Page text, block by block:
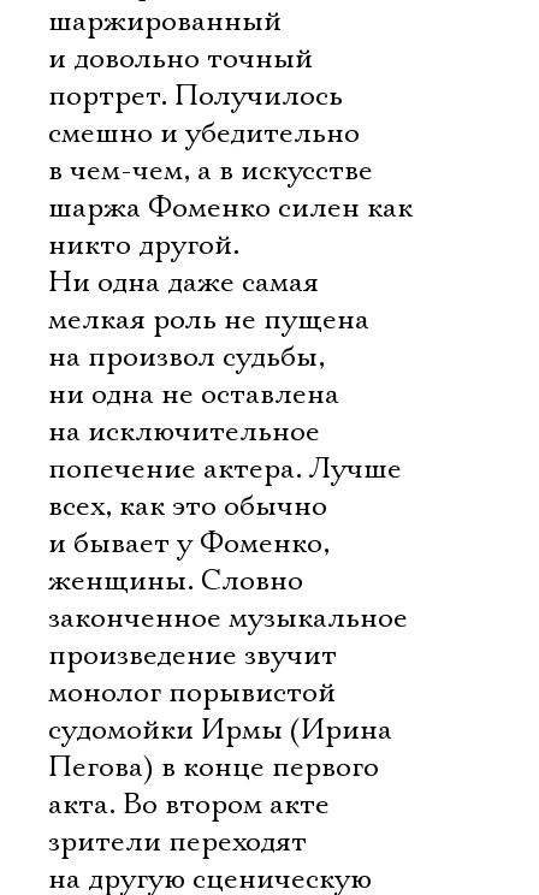
шаржированный
и довольно точный
портрет. Получилось
смешно и убедительно 
в чем-чем, а в искусстве
шаржа Фоменко силен как
никто другой.
Ни одна даже самая
мелкая роль не пущена
на произвол судьбы,
ни одна не оставлена
на исключительное
попечение актера. Лучше
всех, как это обычно
и бывает у Фоменко, 
женщины. Словно
законченное музыкальное
произведение звучит
монолог порывистой
судомойки Ирмы (Ирина
Пегова) в конце первого
акта. Во втором акте
зрители переходят
на другую сценическую